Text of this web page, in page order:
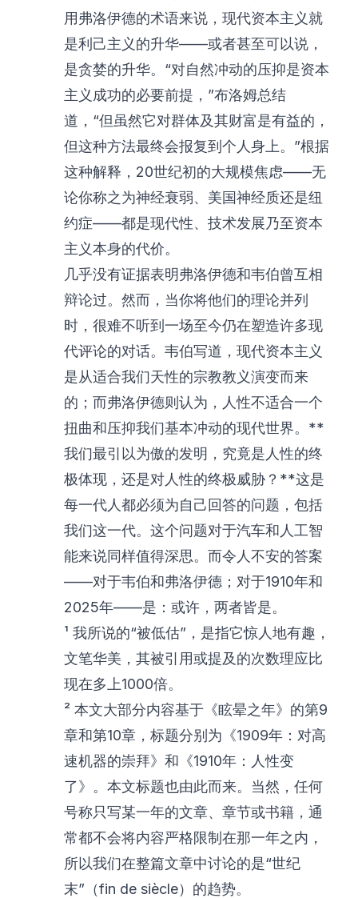
用弗洛伊德的术语来说，现代资本主义就
是利己主义的升华——或者甚至可以说，
是贪婪的升华。“对自然冲动的压抑是资本
主义成功的必要前提，”布洛姆总结
道，“但虽然它对群体及其财富是有益的，
但这种方法最终会报复到个人身上。”根据
这种解释，20世纪初的大规模焦虑——无
论你称之为神经衰弱、美国神经质还是纽
约症——都是现代性、技术发展乃至资本
主义本身的代价。
几乎没有证据表明弗洛伊德和韦伯曾互相
辩论过。然而，当你将他们的理论并列
时，很难不听到一场至今仍在塑造许多现
代评论的对话。韦伯写道，现代资本主义
是从适合我们天性的宗教教义演变而来
的；而弗洛伊德则认为，人性不适合一个
扭曲和压抑我们基本冲动的现代世界。**
我们最引以为傲的发明，究竟是人性的终
极体现，还是对人性的终极威胁？**这是
每一代人都必须为自己回答的问题，包括
我们这一代。这个问题对于汽车和人工智
能来说同样值得深思。而令人不安的答案
——对于韦伯和弗洛伊德；对于1910年和
2025年——是：或许，两者皆是。
¹ 我所说的“被低估”，是指它惊人地有趣，
文笔华美，其被引用或提及的次数理应比
现在多上1000倍。
² 本文大部分内容基于《眩晕之年》的第9
章和第10章，标题分别为《1909年：对高
速机器的崇拜》和《1910年：人性变
了》。本文标题也由此而来。当然，任何
号称只写某一年的文章、章节或书籍，通
常都不会将内容严格限制在那一年之内，
所以我们在整篇文章中讨论的是“世纪
末”（fin de siècle）的趋势。